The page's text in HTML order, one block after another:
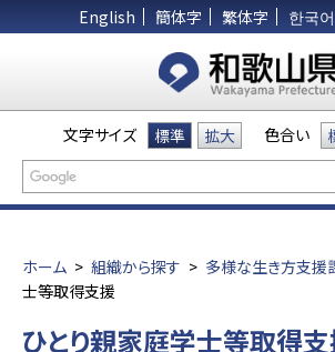
English 簡体字 繁体字 한국어
文字サイズ 標準 拡大 色合い
ホーム > 組織から探す > 多様な生き方支援
士等取得支援
ひとり親家庭学士等取得